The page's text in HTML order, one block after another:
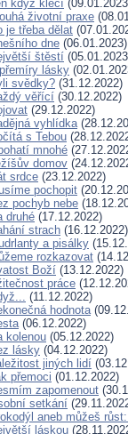
když klečí
životní praxe
je třeba dělat
dne (06.01.2023)
štěstí
lásky
svědky? (31.12.2022)
věřící (30.12.2022)
(29.12.2022)
vyhlídka
s Tebou
mnohé
domov
srdce (23.12.2022)
pochopit
pochyb nebe
druhé (17.12.2022)
strach (16.12.2022)
a pisálky
rozkazovat
Boží (13.12.2022)
práce
(11.12.2022)
hodnota
(06.12.2022)
kolenou (05.12.2022)
lásky (04.12.2022)
jiných lidí
přemoci (01.12.2022)
zapomenout
setkání
aneb můžeš
láskou